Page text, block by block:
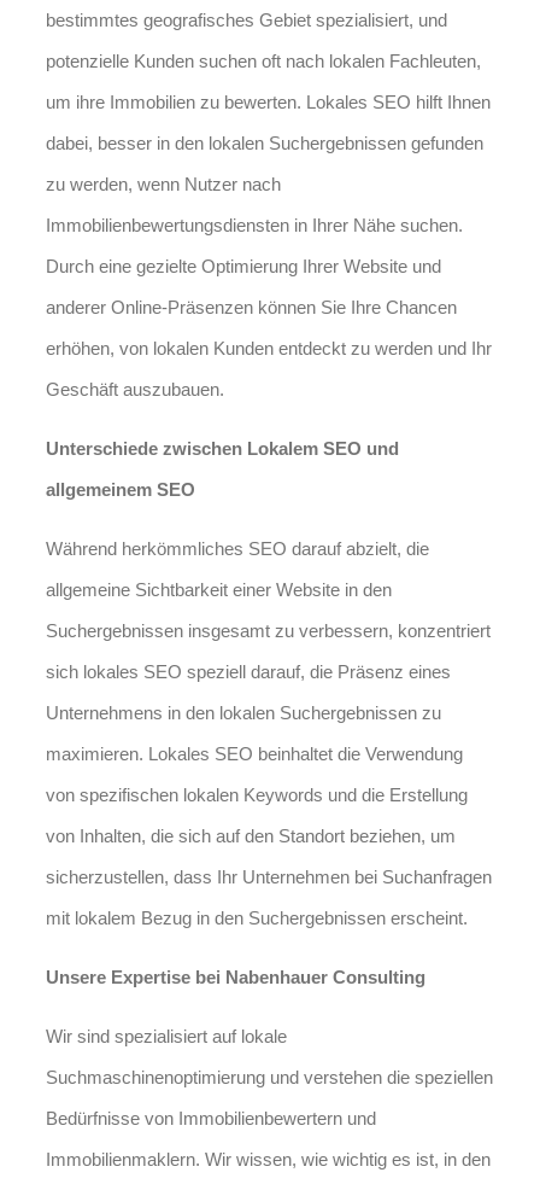
bestimmtes geografisches Gebiet spezialisiert, und
potenzielle Kunden suchen oft nach lokalen Fachleuten,
um ihre Immobilien zu bewerten. Lokales SEO hilft Ihnen
dabei, besser in den lokalen Suchergebnissen gefunden
zu werden, wenn Nutzer nach
Immobilienbewertungsdiensten in Ihrer Nähe suchen.
Durch eine gezielte Optimierung Ihrer Website und
anderer Online-Präsenzen können Sie Ihre Chancen
erhöhen, von lokalen Kunden entdeckt zu werden und Ihr
Geschäft auszubauen.
Unterschiede zwischen Lokalem SEO und
allgemeinem SEO
Während herkömmliches SEO darauf abzielt, die
allgemeine Sichtbarkeit einer Website in den
Suchergebnissen insgesamt zu verbessern, konzentriert
sich lokales SEO speziell darauf, die Präsenz eines
Unternehmens in den lokalen Suchergebnissen zu
maximieren. Lokales SEO beinhaltet die Verwendung
von spezifischen lokalen Keywords und die Erstellung
von Inhalten, die sich auf den Standort beziehen, um
sicherzustellen, dass Ihr Unternehmen bei Suchanfragen
mit lokalem Bezug in den Suchergebnissen erscheint.
Unsere Expertise bei Nabenhauer Consulting
Wir sind spezialisiert auf lokale
Suchmaschinenoptimierung und verstehen die speziellen
Bedürfnisse von Immobilienbewertern und
Immobilienmaklern. Wir wissen, wie wichtig es ist, in den